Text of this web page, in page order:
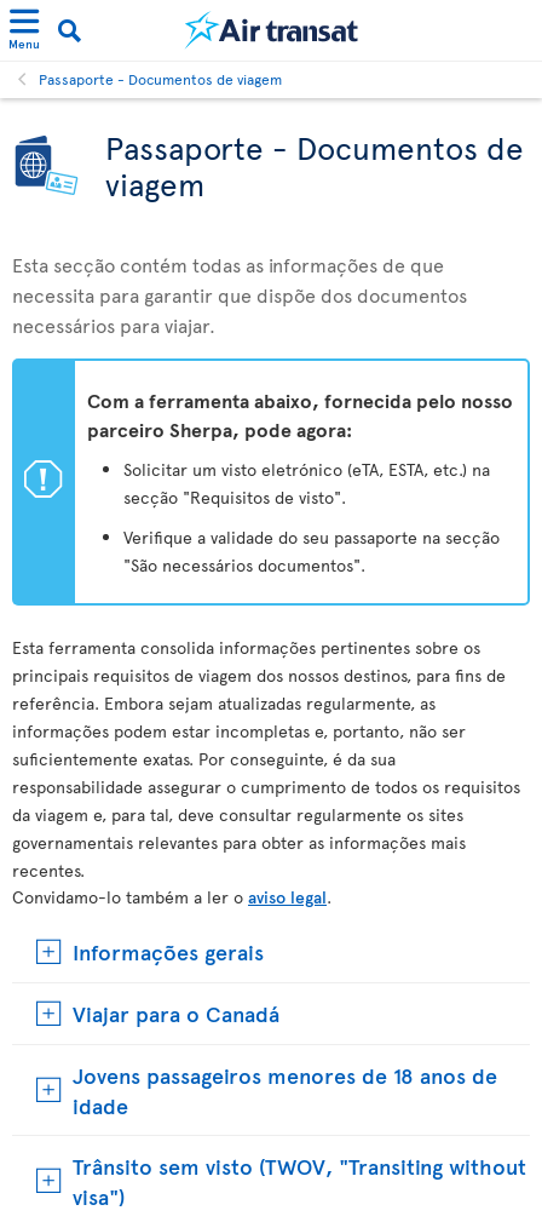
Menu
Passaporte - Documentos de viagem
Passaporte - Documentos de
viagem
Esta secção contém todas as informações de que
necessita para garantir que dispõe dos documentos
necessários para viajar.
ü
Com a ferramenta abaixo, fornecida pelo nosso
parceiro Sherpa, pode agora:
Solicitar um visto eletrónico (eTA, ESTA, etc.) na
secção "Requisitos de visto".
Verifique a validade do seu passaporte na secção
"São necessários documentos".
Esta ferramenta consolida informações pertinentes sobre os
principais requisitos de viagem dos nossos destinos, para fins de
referência. Embora sejam atualizadas regularmente, as
informações podem estar incompletas e, portanto, não ser
suficientemente exatas. Por conseguinte, é da sua
responsabilidade assegurar o cumprimento de todos os requisitos
da viagem e, para tal, deve consultar regularmente os sites
governamentais relevantes para obter as informações mais
recentes.
Convidamo-lo também a ler o aviso legal.
Informações gerais
Viajar para o Canadá
Jovens passageiros menores de 18 anos de
idade
Trânsito sem visto (TWOV, "Transiting without
visa")